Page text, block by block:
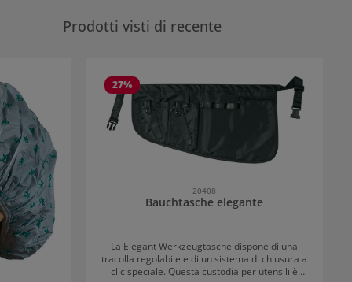
Prodotti visti di recente
27%
20408
Bauchtasche elegante
La Elegant Werkzeugtasche dispone di una
tracolla regolabile e di un sistema di chiusura a
clic speciale. Questa custodia per utensili è